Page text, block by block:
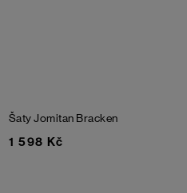
Šaty Jomitan Bracken
1 598 Kč